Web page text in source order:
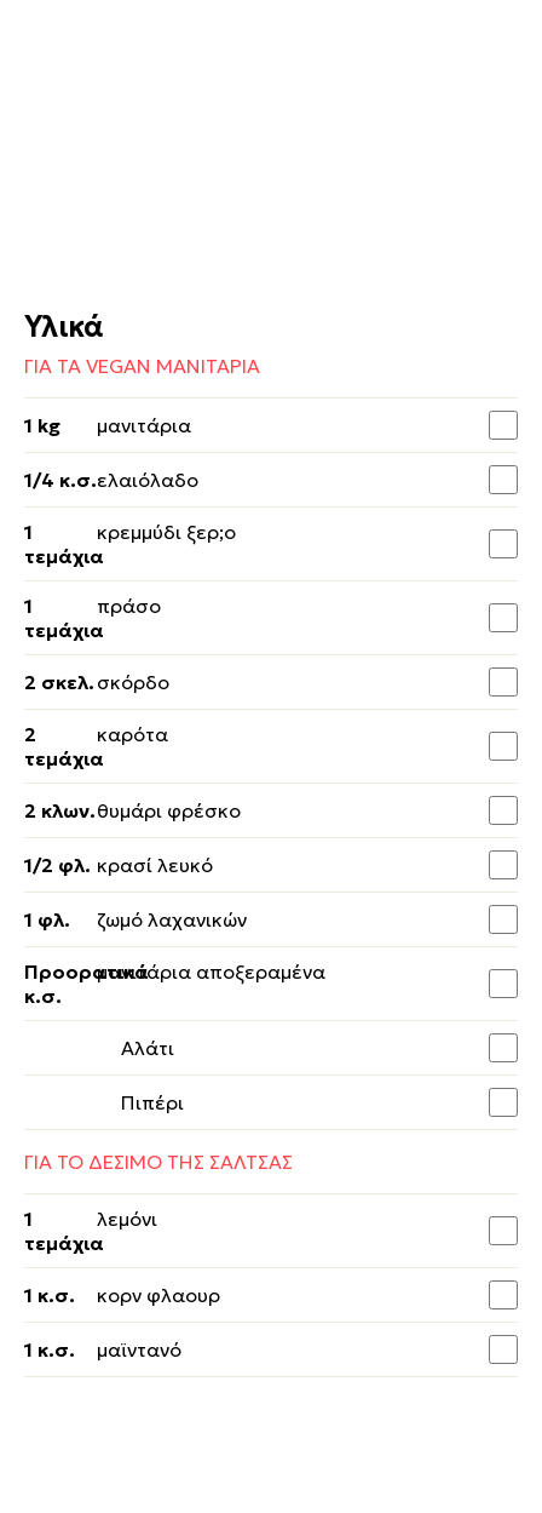
Υλικά
ΓΙΑ ΤΑ VEGAN ΜΑΝΙΤΑΡΙΑ
1 kg μανιτάρια
1/4 κ.σ.ελαιόλαδο
1
τεμάχια
κρεμμύδι ξερ;o
1
τεμάχια
πράσο
2 σκελ. σκόρδο
2
τεμάχια
καρότα
2 κλων.θυμάρι φρέσκο
1/2 φλ. κρασί λευκό
1 φλ. ζωμό λαχανικών
Προορατικά
κ.σ.
μανιτάρια αποξεραμένα
Αλάτι
Πιπέρι
ΓΙΑ ΤΟ ΔΕΣΙΜΟ ΤΗΣ ΣΑΛΤΣΑΣ
1
τεμάχια
λεμόνι
1 κ.σ. κορν φλαουρ
1 κ.σ. μαϊντανό